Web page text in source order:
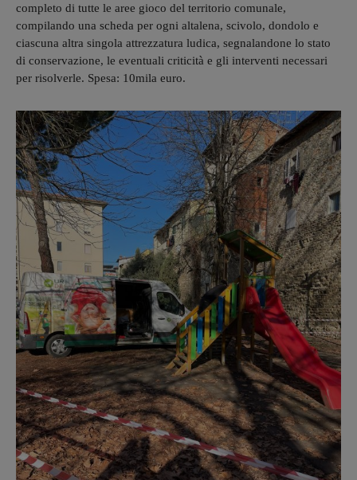
completo di tutte le aree gioco del territorio comunale,
compilando una scheda per ogni altalena, scivolo, dondolo e
ciascuna altra singola attrezzatura ludica, segnalandone lo stato
di conservazione, le eventuali criticità e gli interventi necessari
per risolverle. Spesa: 10mila euro.